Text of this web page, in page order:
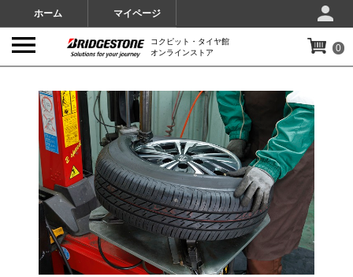
ホーム マイページ
コクピット・タイヤ館
オンラインストア
0